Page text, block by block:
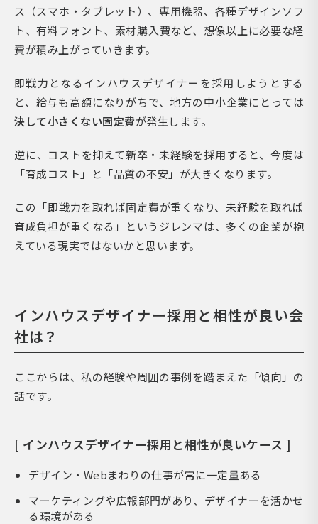
ス（スマホ・タブレット）、専用機器、各種デザインソフ
ト、有料フォント、素材購入費など、想像以上に必要な経
費が積み上がっていきます。
即戦力となるインハウスデザイナーを採用しようとする
と、給与も高額になりがちで、地方の中小企業にとっては
決して小さくない固定費が発生します。
逆に、コストを抑えて新卒・未経験を採用すると、今度は
「育成コスト」と「品質の不安」が大きくなります。
この「即戦力を取れば固定費が重くなり、未経験を取れば
育成負担が重くなる」というジレンマは、多くの企業が抱
えている現実ではないかと思います。
インハウスデザイナー採用と相性が良い会
社は？
ここからは、私の経験や周囲の事例を踏まえた「傾向」の
話です。
[ インハウスデザイナー採用と相性が良いケース ]
デザイン・Webまわりの仕事が常に一定量ある
マーケティングや広報部門があり、デザイナーを活かせ
る環境がある